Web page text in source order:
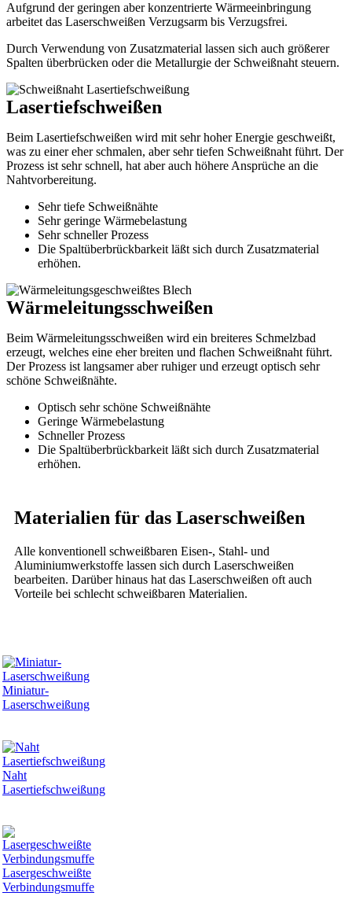
Aufgrund der geringen aber konzentrierte Wärmeeinbringung
arbeitet das Laserschweißen Verzugsarm bis Verzugsfrei.
Durch Verwendung von Zusatzmaterial lassen sich auch größerer
Spalten überbrücken oder die Metallurgie der Schweißnaht steuern.
Lasertiefschweißen
Beim Lasertiefschweißen wird mit sehr hoher Energie geschweißt,
was zu einer eher schmalen, aber sehr tiefen Schweißnaht führt. Der
Prozess ist sehr schnell, hat aber auch höhere Ansprüche an die
Nahtvorbereitung.
Sehr tiefe Schweißnähte
Sehr geringe Wärmebelastung
Sehr schneller Prozess
Die Spaltüberbrückbarkeit läßt sich durch Zusatzmaterial
erhöhen.
Wärmeleitungsschweißen
Beim Wärmeleitungsschweißen wird ein breiteres Schmelzbad
erzeugt, welches eine eher breiten und flachen Schweißnaht führt.
Der Prozess ist langsamer aber ruhiger und erzeugt optisch sehr
schöne Schweißnähte.
Optisch sehr schöne Schweißnähte
Geringe Wärmebelastung
Schneller Prozess
Die Spaltüberbrückbarkeit läßt sich durch Zusatzmaterial
erhöhen.
Materialien für das Laserschweißen
Alle konventionell schweißbaren Eisen-, Stahl- und
Aluminiumwerkstoffe lassen sich durch Laserschweißen
bearbeiten. Darüber hinaus hat das Laserschweißen oft auch
Vorteile bei schlecht schweißbaren Materialien.
Miniatur-
Laserschweißung
Naht
Lasertiefschweißung
Lasergeschweißte
Verbindungsmuffe